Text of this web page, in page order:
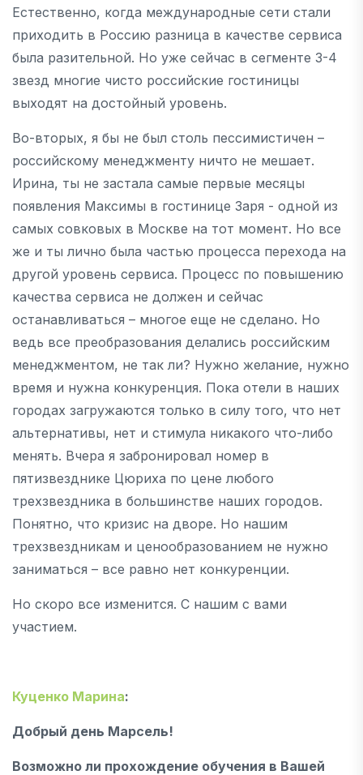
Естественно, когда международные сети стали
приходить в Россию разница в качестве сервиса
была разительной. Но уже сейчас в сегменте 3-4
звезд многие чисто российские гостиницы
выходят на достойный уровень.
Во-вторых, я бы не был столь пессимистичен –
российскому менеджменту ничто не мешает.
Ирина, ты не застала самые первые месяцы
появления Максимы в гостинице Заря - одной из
самых совковых в Москве на тот момент. Но все
же и ты лично была частью процесса перехода на
другой уровень сервиса. Процесс по повышению
качества сервиса не должен и сейчас
останавливаться – многое еще не сделано. Но
ведь все преобразования делались российским
менеджментом, не так ли? Нужно желание, нужно
время и нужна конкуренция. Пока отели в наших
городах загружаются только в силу того, что нет
альтернативы, нет и стимула никакого что-либо
менять. Вчера я забронировал номер в
пятизвезднике Цюриха по цене любого
трехзвездника в большинстве наших городов.
Понятно, что кризис на дворе. Но нашим
трехзвездникам и ценообразованием не нужно
заниматься – все равно нет конкуренции.
Но скоро все изменится. С нашим с вами
участием.
Куценко Марина:
Добрый день Марсель!
Возможно ли прохождение обучения в Вашей